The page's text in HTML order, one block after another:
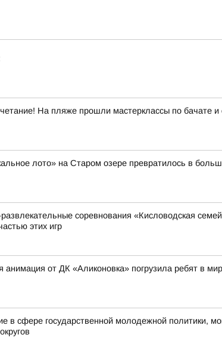
На пляже прошли мастерклассы по бачате и
лото» на Старом озере превратилось в
соревнования «Кисловодская
этих игр
от ДК «Аликоновка» погрузила ребят в
сфере государственной молодежной политики,